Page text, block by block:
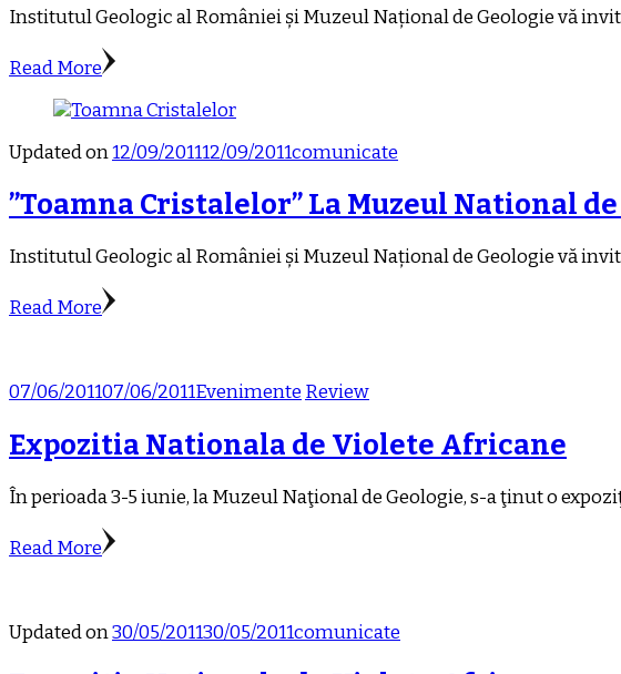
Institutul Geologic al României și Muzeul Național de Geologie vă
Read More
Updated on12/09/201112/09/2011comunicate
”Toamna Cristalelor” La Muzeul National
Institutul Geologic al României și Muzeul Național de Geologie vă
Read More
07/06/201107/06/2011Evenimente Review
Expozitia Nationala de Violete Africane
În perioada 3-5 iunie, la Muzeul Naţional de Geologie, s-a ţinut o
Read More
Updated on30/05/201130/05/2011comunicate